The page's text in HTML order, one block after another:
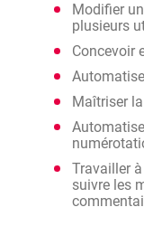
Modifier
plusieurs
Concevoir
Maîtriser
Travailler
suivre les